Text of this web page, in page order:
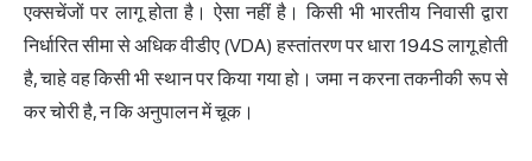
एक्सचेंजों पर लागू होता है। ऐसा नहीं है। किसी भी भारतीय निवासी द्वारा
निर्धारित सीमा से अधिक वीडीए (VDA) हस्तांतरण पर धारा 194S लागू होती
है, चाहे वह किसी भी स्थान पर किया गया हो। जमा न करना तकनीकी रूप से
कर चोरी है, न कि अनुपालन में चूक।